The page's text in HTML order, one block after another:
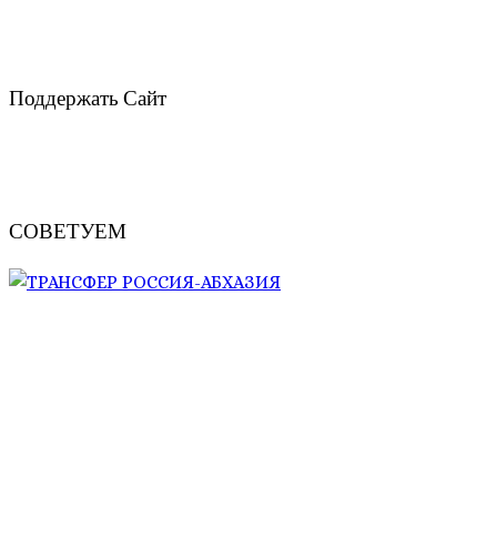
Поддержать Сайт
СОВЕТУЕМ